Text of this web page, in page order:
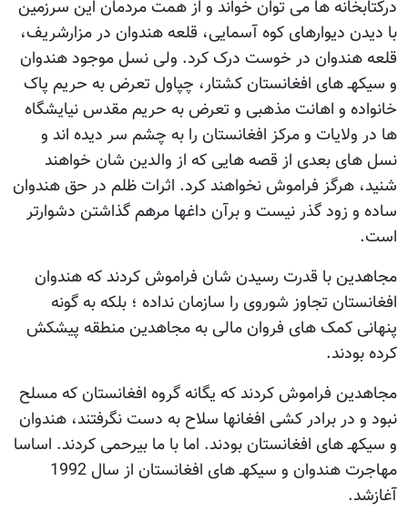
درکتابخانه ها می توان خواند و از همت مردمان این سرزمین
با دیدن دیوارهای کوه آسمایی، قلعه هندوان در مزارشریف،
قلعه هندوان در خوست درک کرد. ولی نسل موجود هندوان
و سیکهـ های افغانستان کشتار، چپاول تعرض به حریم پاک
خانواده و اهانت مذهبی و تعرض به حریم مقدس نیایشگاه
ها در ولایات و مرکز افغانستان را به چشم سر دیده اند و
نسل های بعدی از قصه هایی که از والدین شان خواهند
شنید، هرگز فراموش نخواهند کرد. اثرات ظلم در حق هندوان
ساده و زود گذر نیست و برآن داغها مرهم گذاشتن دشوارتر
است.
مجاهدین با قدرت رسیدن شان فراموش کردند که هندوان
افغانستان تجاوز شوروی را سازمان نداده ؛ بلکه به گونه
پنهانی کمک های فروان مالی به مجاهدین منطقه پیشکش
کرده بودند.
مجاهدین فراموش کردند که یگانه گروه افغانستان که مسلح
نبود و در برادر کشی افغانها سلاح به دست نگرفتند، هندوان
و سیکهـ های افغانستان بودند. اما با ما بیرحمی کردند. اساسا
مهاجرت هندوان و سیکهـ های افغانستان از سال 1992
آغازشد.